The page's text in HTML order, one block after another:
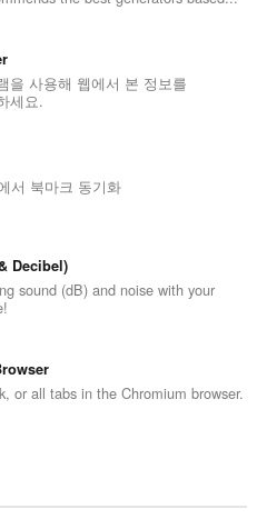
을 사용해 웹에서 본 정보를
세요.
서 북마크 동기화
Decibel)
sound (dB) and noise with your
or all tabs in the Chromium browser.